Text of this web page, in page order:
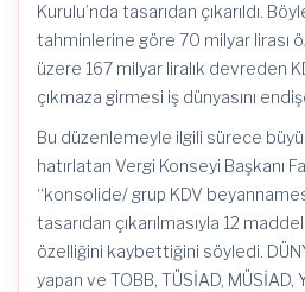
Kurulu’nda tasarıdan çıkarıldı.
tahminlerine göre 70 milyar lirası
üzere 167 milyar liralık devreden
çıkmaza girmesi iş dünyasını
Bu düzenlemeyle ilgili sürece
hatırlatan Vergi Konseyi Başkanı
“konsolide/ grup KDV
tasarıdan çıkarılmasıyla 12
özelliğini kaybettiğini söyledi.
yapan ve TOBB, TÜSİAD, MÜSİAD,